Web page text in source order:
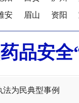
安 眉山 资阳
品安
为民典型事例